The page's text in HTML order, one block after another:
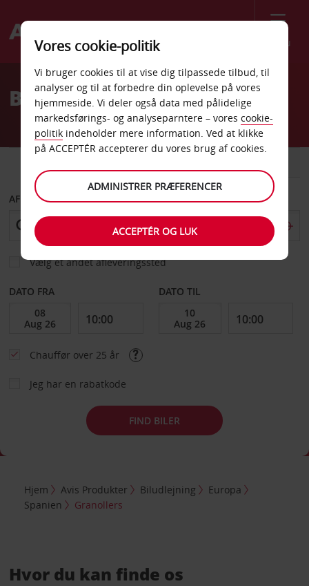
Menu
Welcome
AvisBilleje Granollers
AFHENT FRA
Vælg et andet afleveringssted
DATO FRA DATO TIL
Chauffør over 25 år
Jeg har en rabatkode
FIND BILER
Hjem Avis Produkter Biludlejning
Europa
Spanien
Granollers
Hvor du kan finde os
Vores cookie-politik
Vi bruger cookies til at vise dig tilpassede tilbud, til
analyser og til at forbedre din oplevelse på vores
hjemmeside. Vi deler også data med pålidelige
markedsførings- og analyseparntere – vores cookie-
politik indeholder mere information. Ved at klikke
på ACCEPTÉR accepterer du vores brug af cookies.
ADMINISTRER PRÆFERENCER
ACCEPTÉR OG LUK